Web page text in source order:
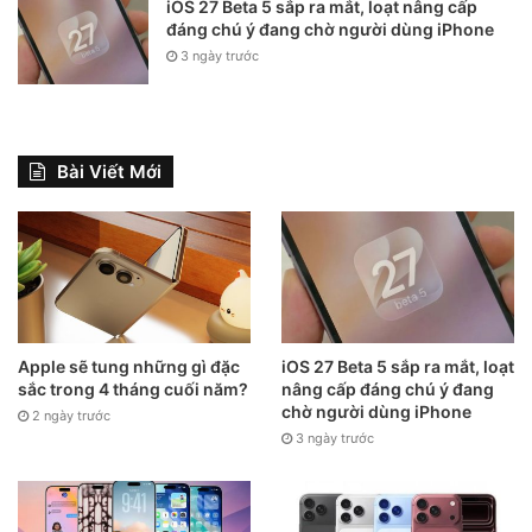
mình. Nhưng trước mắt đây vẫn là một cách tối ưu nhất cho
những người không đủ chi phí mua một chiếc iphone quốc
tế với giá quá đắt đỏ.
Iphone lock là phương án tối ưu nhất về kinh tế cho hội yêu
Qua bài viết vừa rồi, ắt hẳn bạn đã biết đượcmã ICCID là
iOS 27 Beta 5 sắp ra mắt, loạt nâng cấp
đáng chú ý đang chờ người dùng iPhone
3 ngày trước
Bài Viết Mới
Apple sẽ tung những gì đặc
sắc trong 4 tháng cuối năm?
2 ngày trước
iOS 27 Beta 5 sắp ra mắt, loạt
nâng cấp đáng chú ý đang
chờ người dùng iPhone
3 ngày trước